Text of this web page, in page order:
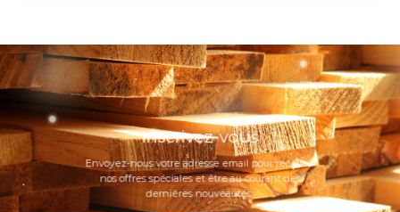
Inscrivez-vous
Envoyez-nous votre adresse email pour recevoir
nos offres spéciales et être au courant des
dernières nouveautés.